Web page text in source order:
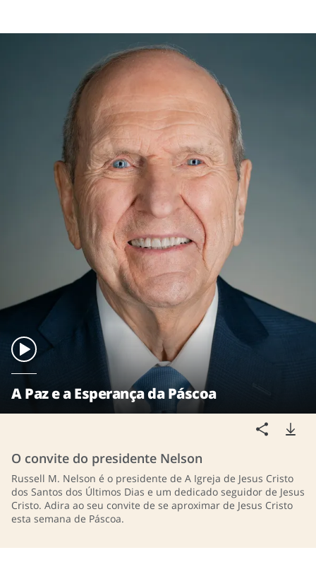
A Paz e a Esperança da Páscoa
O convite do presidente Nelson
Russell M. Nelson é o presidente de A Igreja de Jesus Cristo
dos Santos dos Últimos Dias e um dedicado seguidor de Jesus
Cristo. Adira ao seu convite de se aproximar de Jesus Cristo
esta semana de Páscoa.